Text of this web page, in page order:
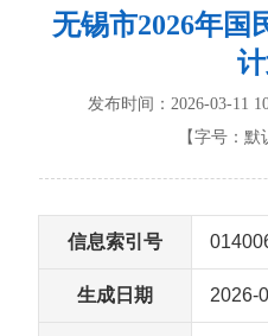
无锡市2026年国
发布时间：2026-03-11
【字号： 默
信息索引号
生成日期 2026-